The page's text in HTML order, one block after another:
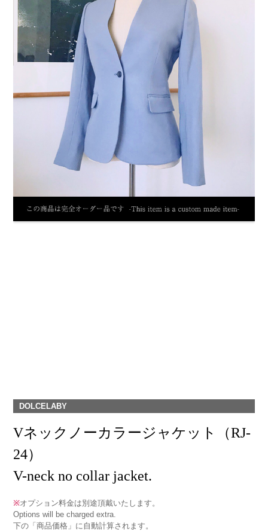
DOLCELABY
Vネックノーカラージャケット（RJ-
24）
V-neck no collar jacket.
※オプション料金は別途頂戴いたします。
Options will be charged extra.
下の「商品価格」に自動計算されます。